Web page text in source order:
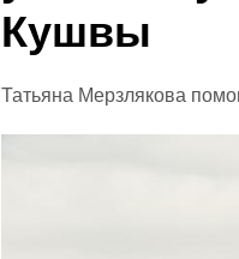
Кушвы
Татьяна Мерзлякова